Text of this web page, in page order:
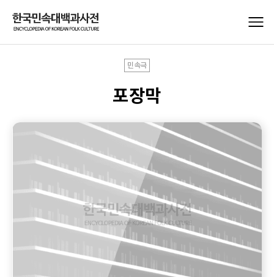
민속극
포장막